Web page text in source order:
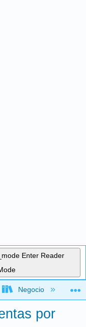
Enter Reader
global
Negocio
por